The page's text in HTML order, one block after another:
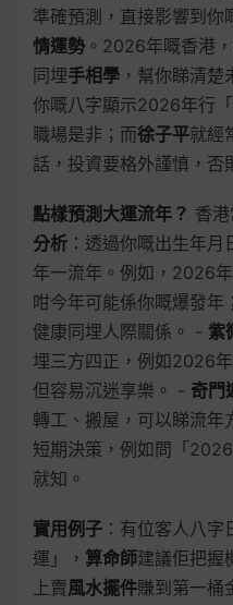
準確預測，直接影響到你
情運勢 。2026年嘅香港
同埋手相學 ，幫你睇清
你嘅八字顯示2026年行
職場是非；而徐子平就經
話，投資要格外謹慎，否
點樣預測大運流年？ 香
分析 ：透過你嘅出生年
年一流年。例如，2026
咁今年可能係你嘅爆發年
健康同埋人際關係。 - 紫
埋三方四正，例如2026
但容易沉迷享樂。 - 奇門
轉工、搬屋，可以睇流年
短期決策，例如問「
就知。
實用例子 ：有位客人八
運」， 算命師建議佢把握
上賣風水擺件賺到第一桶